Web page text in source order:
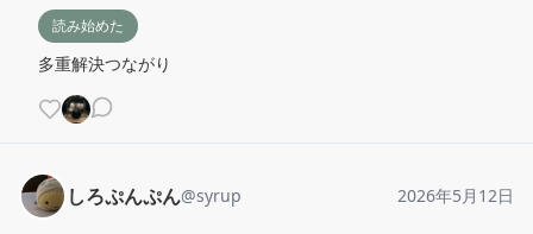
読み始めた
多重解決つながり
しろぷんぷん@syrup 2026年5月12日